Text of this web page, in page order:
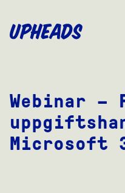
MAIN
Webinar –
Microsoft